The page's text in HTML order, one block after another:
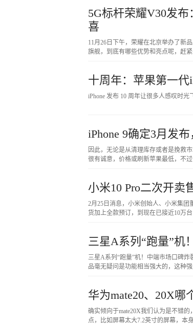
5G标杆荣耀V30发
喜
11月26日下午，荣耀在北京举办了新
旗舰，到底有哪些优势和亮点呢，赶
十周年：苹果第一代
iPhone 发布 10 周年让很多人感叹时
iPhone 9确定3月发
因此，无论是从清理库存或者是挽救
很有诚意，价格或刷新苹果最低，不
小米10 Pro二次开卖
2月25日消息，小米创始人、小米集团
货加上全款预订，到现在已接近10万
三星A系列“跑量”机
三星A系列“跑量”机！中端市场口碑
品毫无疑问是功能相当强大的，这种
华为mate20、20X哪
确实倾向于mate20X我们认为是不错
点，比如屏幕太大7.2英寸的屏幕，本